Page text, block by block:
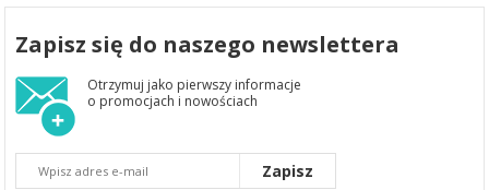
Zapisz się do naszego newslettera
Otrzymuj jako pierwszy informacje
o promocjach i nowościach
Zapisz